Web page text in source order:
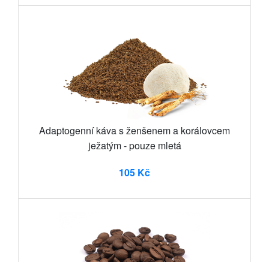
Adaptogenní káva s ženšenem a korálovcem
ježatým - pouze mletá
105 Kč